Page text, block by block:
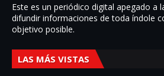
Este es un periódico digital apegado a
difundir informaciones de toda í­ndole
objetivo posible.
LAS MÁS VISTAS